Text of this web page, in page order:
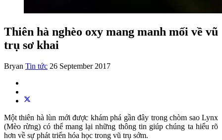
Thiên hà nghèo oxy mang manh mối về vũ
trụ sơ khai
Bryan Tin tức 26 September 2017
Một thiên hà lùn mới được khám phá gần đây trong chòm sao Lynx
(Mèo rừng) có thể mang lại những thông tin giúp chúng ta hiểu rõ
hơn về sự phát triển hóa học trong vũ trụ sớm.